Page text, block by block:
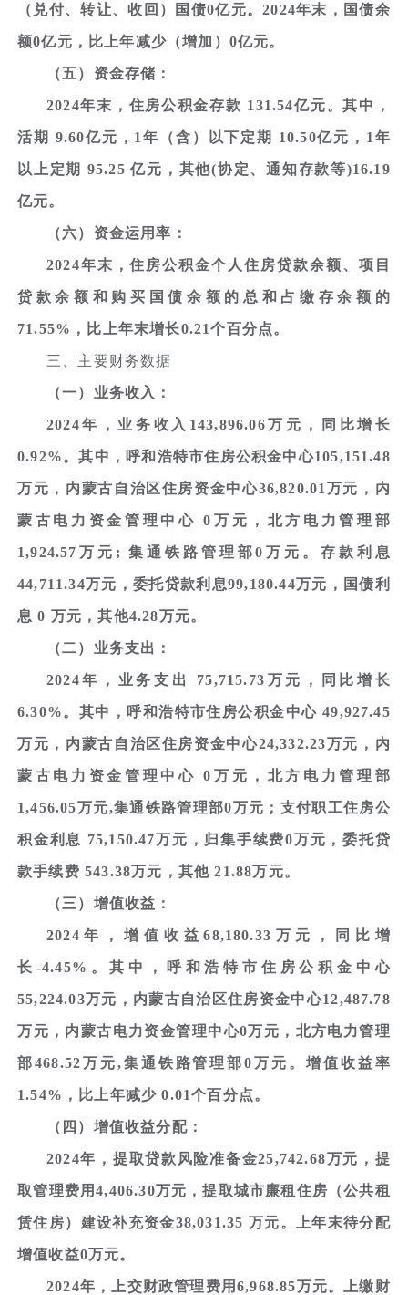
（兑付、转让、收回）国债0亿元。2024年末，国债余
额0亿元，比上年减少（增加）0亿元。
（五）资金存储：
2024年末，住房公积金存款 131.54亿元。其中，
活期 9.60亿元，1年（含）以下定期 10.50亿元，1年
以上定期 95.25 亿元，其他(协定、通知存款等)16.19
亿元。
（六）资金运用率：
2024年末，住房公积金个人住房贷款余额、项目
贷款余额和购买国债余额的总和占缴存余额的
71.55%，比上年末增长0.21个百分点。
三、主要财务数据
（一）业务收入：
2024年，业务收入143,896.06万元，同比增长
0.92%。其中，呼和浩特市住房公积金中心105,151.48
万元，内蒙古自治区住房资金中心36,820.01万元，内
蒙古电力资金管理中心 0万元，北方电力管理部
1,924.57万元; 集通铁路管理部0万元。存款利息
44,711.34万元，委托贷款利息99,180.44万元，国债利
息 0 万元，其他4.28万元。
（二）业务支出：
2024年，业务支出 75,715.73万元，同比增长
6.30%。其中，呼和浩特市住房公积金中心 49,927.45
万元，内蒙古自治区住房资金中心24,332.23万元，内
蒙古电力资金管理中心 0万元，北方电力管理部
1,456.05万元,集通铁路管理部0万元；支付职工住房公
积金利息 75,150.47万元，归集手续费0万元，委托贷
款手续费 543.38万元，其他 21.88万元。
（三）增值收益：
2024年，增值收益68,180.33万元，同比增
长-4.45%。其中，呼和浩特市住房公积金中心
55,224.03万元，内蒙古自治区住房资金中心12,487.78
万元，内蒙古电力资金管理中心0万元，北方电力管理
部468.52万元,集通铁路管理部0万元。增值收益率
1.54%，比上年减少 0.01个百分点。
（四）增值收益分配：
2024年，提取贷款风险准备金25,742.68万元，提
取管理费用4,406.30万元，提取城市廉租住房（公共租
赁住房）建设补充资金38,031.35 万元。上年末待分配
增值收益0万元。
2024年，上交财政管理费用6,968.85万元。上缴财